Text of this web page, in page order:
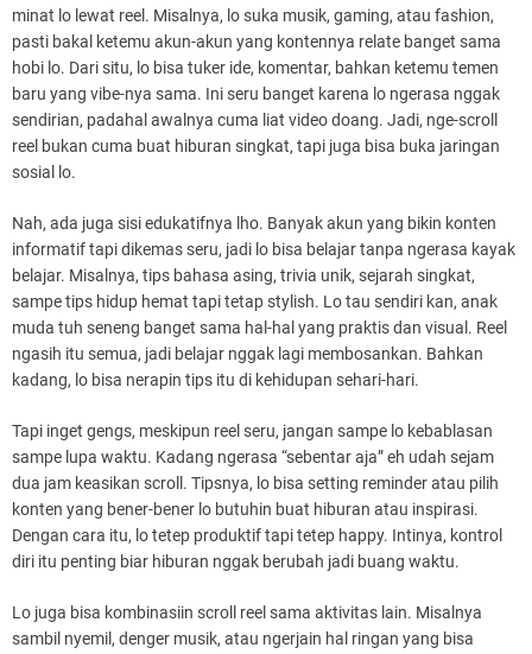
minat lo lewat reel. Misalnya, lo suka musik, gaming, atau fashion,
pasti bakal ketemu akun-akun yang kontennya relate banget sama
hobi lo. Dari situ, lo bisa tuker ide, komentar, bahkan ketemu temen
baru yang vibe-nya sama. Ini seru banget karena lo ngerasa nggak
sendirian, padahal awalnya cuma liat video doang. Jadi, nge-scroll
reel bukan cuma buat hiburan singkat, tapi juga bisa buka jaringan
sosial lo.
Nah, ada juga sisi edukatifnya lho. Banyak akun yang bikin konten
informatif tapi dikemas seru, jadi lo bisa belajar tanpa ngerasa kayak
belajar. Misalnya, tips bahasa asing, trivia unik, sejarah singkat,
sampe tips hidup hemat tapi tetap stylish. Lo tau sendiri kan, anak
muda tuh seneng banget sama hal-hal yang praktis dan visual. Reel
ngasih itu semua, jadi belajar nggak lagi membosankan. Bahkan
kadang, lo bisa nerapin tips itu di kehidupan sehari-hari.
Tapi inget gengs, meskipun reel seru, jangan sampe lo kebablasan
sampe lupa waktu. Kadang ngerasa “sebentar aja” eh udah sejam
dua jam keasikan scroll. Tipsnya, lo bisa setting reminder atau pilih
konten yang bener-bener lo butuhin buat hiburan atau inspirasi.
Dengan cara itu, lo tetep produktif tapi tetep happy. Intinya, kontrol
diri itu penting biar hiburan nggak berubah jadi buang waktu.
Lo juga bisa kombinasiin scroll reel sama aktivitas lain. Misalnya
sambil nyemil, denger musik, atau ngerjain hal ringan yang bisa